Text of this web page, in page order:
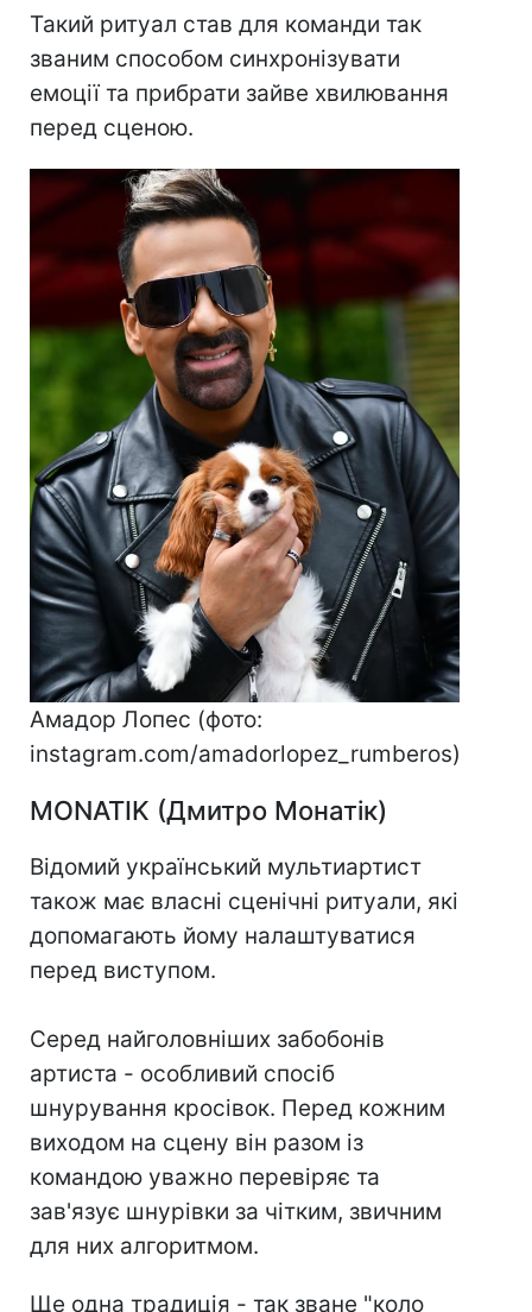
Такий ритуал став для команди так
званим способом синхронізувати
емоції та прибрати зайве хвилювання
перед сценою.
Амадор Лопес (фото:
instagram.com/amadorlopez_rumberos)
MONATIK (Дмитро Монатік)
Відомий український мультиартист
також має власні сценічні ритуали, які
допомагають йому налаштуватися
перед виступом.
Серед найголовніших забобонів
артиста - особливий спосіб
шнурування кросівок. Перед кожним
виходом на сцену він разом із
командою уважно перевіряє та
зав'язує шнурівки за чітким, звичним
для них алгоритмом.
Ще одна традиція - так зване "коло